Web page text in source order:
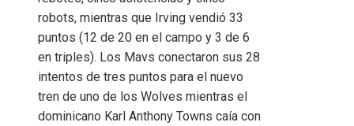
robots, mientras que Irving vendió 33
puntos (12 de 20 en el campo y 3 de 6
en triples). Los Mavs conectaron sus 28
intentos de tres puntos para el nuevo
tren de uno de los Wolves mientras el
dominicano Karl Anthony Towns caía con